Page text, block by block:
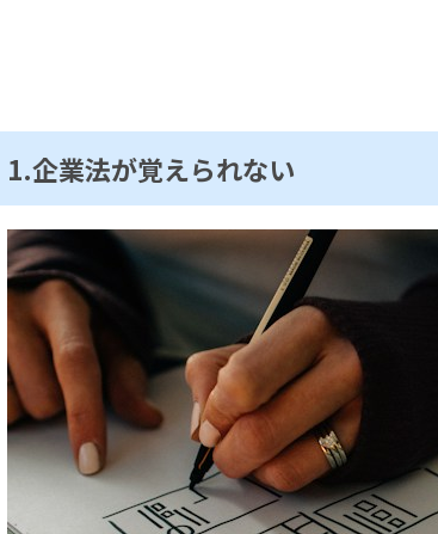
1.企業法が覚えられない